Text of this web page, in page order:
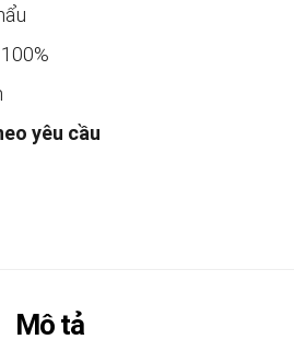
yêu cầu
Mô tả